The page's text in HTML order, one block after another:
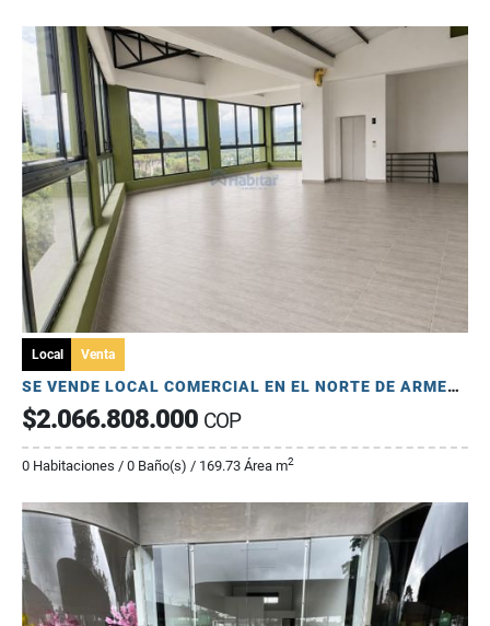
Local Venta
SE VENDE LOCAL COMERCIAL EN EL NORTE DE ARMENIA - ORO NEGRO
$2.066.808.000 COP
0 Habitaciones / 0 Baño(s) / 169.73 Área m2